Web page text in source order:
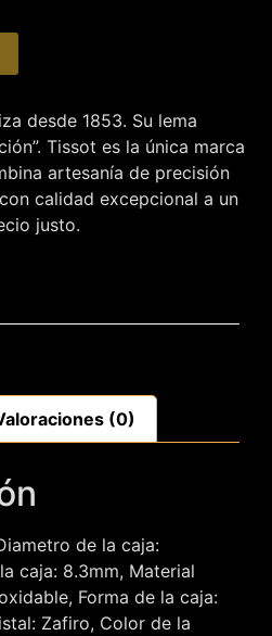
desde 1853. Su lema
Tissot es la única marca
artesanía de precisión
calidad excepcional a un
justo.
(0)
de la caja:
caja: 8.3mm, Material
Forma de la caja:
Zafiro, Color de la